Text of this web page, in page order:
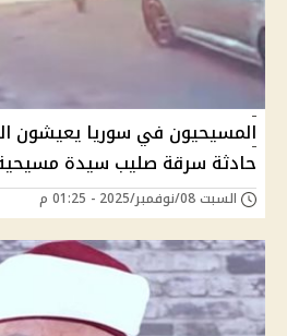
المسيحيون في سوريا يعيشون
حادثة سرقة صليب سيدة
السبت 08/نوفمبر/2025 - 01:25 م